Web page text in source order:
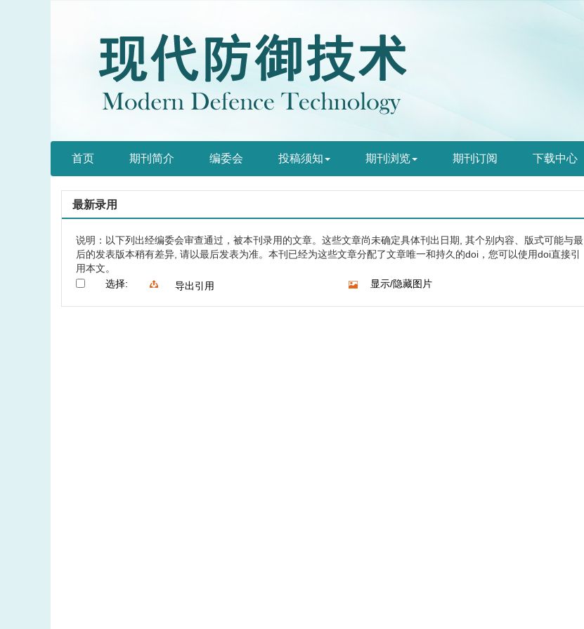
首页 期刊简介 编委会 投稿须知 期刊浏览 期刊订阅 下载中心
最新录用
说明：以下列出经编委会审查通过，被本刊录用的文章。这些文章尚未确定具体刊出日期, 其个别内容、版式可能与最
后的发表版本稍有差异, 请以最后发表为准。本刊已经为这些文章分配了文章唯一和持久的doi，您可以使用doi直接引
用本文。
选择:
导出引用 显示/隐藏图片